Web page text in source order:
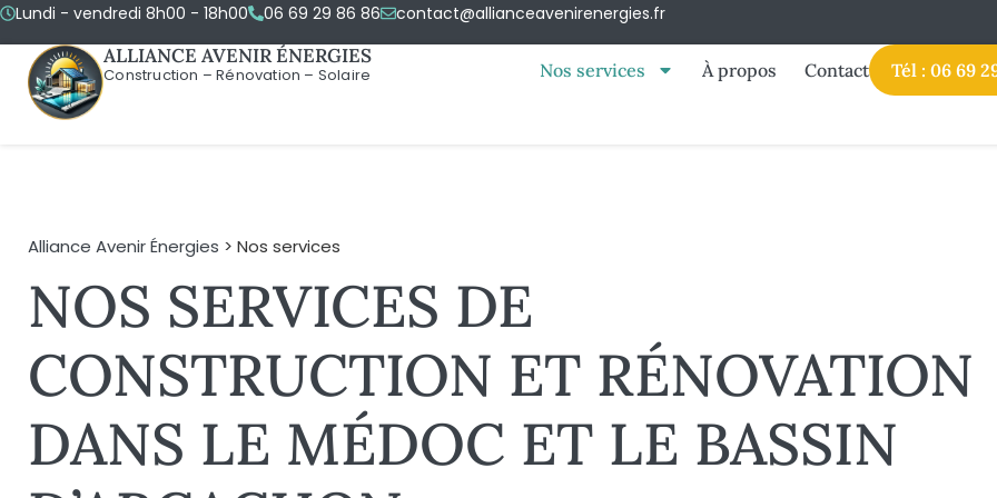
Lundi - vendredi 8h00 - 18h00 06 69 29 86 86 contact@allianceavenirenergies.fr
ALLIANCE AVENIR ÉNERGIES
Construction – Rénovation – Solaire Nos services À propos Contact Tél : 06 69
Alliance Avenir Énergies > Nos services
NOS SERVICES DE
CONSTRUCTION ET RÉNOVATION
DANS LE MÉDOC ET LE BASSIN